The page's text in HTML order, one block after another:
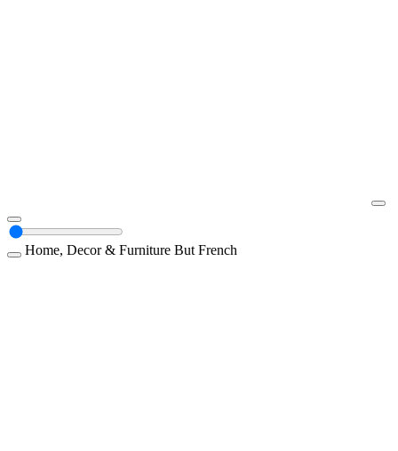
Home, Decor & Furniture But French